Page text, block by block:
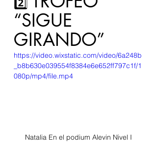
“SIGUE
GIRANDO”
https://video.wixstatic.com/video/6a248b
_b8b630e039554f8384e6e652ff797c1f/1
080p/mp4/file.mp4
Natalia En el podium Alevin Nivel I